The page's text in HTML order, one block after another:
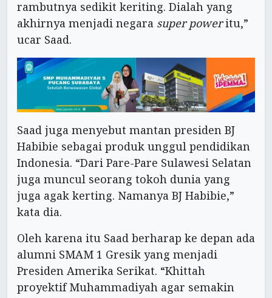
rambutnya sedikit keriting. Dialah yang
akhirnya menjadi negara super poweritu,”
ucar Saad.
Saad juga menyebut mantan presiden BJ
Habibie sebagai produk unggul pendidikan
Indonesia. “Dari Pare-Pare Sulawesi Selatan
juga muncul seorang tokoh dunia yang
juga agak kerting. Namanya BJ Habibie,”
kata dia.
Oleh karena itu Saad berharap ke depan ada
alumni SMAM 1 Gresik yang menjadi
Presiden Amerika Serikat. “Khittah
proyektif Muhammadiyah agar semakin